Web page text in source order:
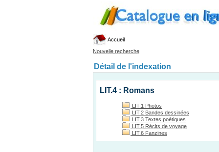
Accueil
Nouvelle recherche
Détail de l'indexation
LIT.4 : Romans
LIT.1 Photos
LIT.2 Bandes dessinées
LIT.3 Textes poétiques
LIT.5 Récits de voyage
LIT.6 Fanzines